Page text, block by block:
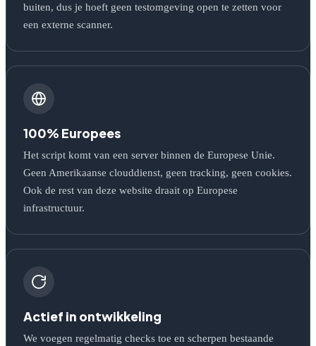
buiten, dus je hoeft geen testomgeving open te zetten voor
een externe scanner.
100% Europees
Het script komt van een server binnen de Europese Unie.
Geen Amerikaanse clouddienst, geen tracking, geen cookies.
Ook de rest van deze website draait op Europese
infrastructuur.
Actief in ontwikkeling
We voegen regelmatig checks toe en scherpen bestaande